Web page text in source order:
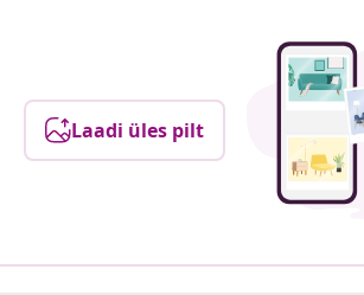
Laadi üles pilt